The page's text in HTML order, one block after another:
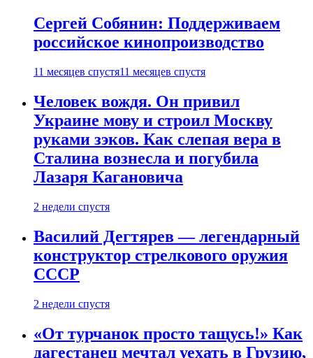
Сергей Собянин: Поддерживаем
российское кинопроизводство
11 месяцев спустя11 месяцев спустя
Человек вождя. Он привил
Украине мову и строил Москву
руками зэков. Как слепая вера в
Сталина вознесла и погубила
Лазаря Кагановича
2 недели спустя
Василий Дегтярев — легендарный
конструктор стрелкового оружия
СССР
2 недели спустя
«От турчанок просто тащусь!» Как
дагестанец мечтал уехать в Грузию,